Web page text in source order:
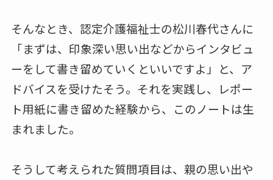
そんなとき、認定介護福祉士の松川春代さんに
「まずは、印象深い思い出などからインタビュ
ーをして書き留めていくといいですよ」と、ア
ドバイスを受けたそう。それを実践し、レポー
ト用紙に書き留めた経験から、このノートは生
まれました。
そうして考えられた質問項目は、親の思い出や